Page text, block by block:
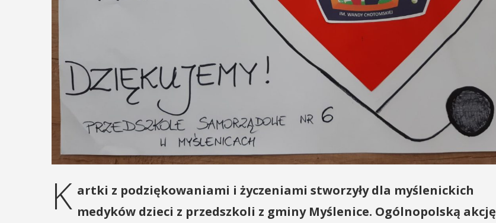
K artki z podziękowaniami i życzeniami stworzyły dla myślenickich
medyków dzieci z przedszkoli z gminy Myślenice. Ogólnopolską akcję